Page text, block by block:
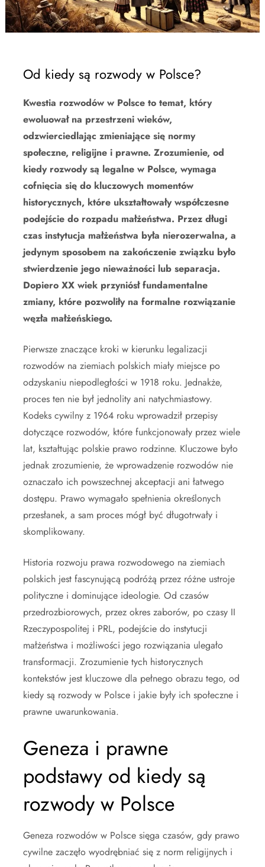
Od kiedy są rozwody w Polsce?
Kwestia rozwodów w Polsce to temat, który
ewoluował na przestrzeni wieków,
odzwierciedlając zmieniające się normy
społeczne, religijne i prawne. Zrozumienie, od
kiedy rozwody są legalne w Polsce, wymaga
cofnięcia się do kluczowych momentów
historycznych, które ukształtowały współczesne
podejście do rozpadu małżeństwa. Przez długi
czas instytucja małżeństwa była nierozerwalna, a
jedynym sposobem na zakończenie związku było
stwierdzenie jego nieważności lub separacja.
Dopiero XX wiek przyniósł fundamentalne
zmiany, które pozwoliły na formalne rozwiązanie
węzła małżeńskiego.
Pierwsze znaczące kroki w kierunku legalizacji
rozwodów na ziemiach polskich miały miejsce po
odzyskaniu niepodległości w 1918 roku. Jednakże,
proces ten nie był jednolity ani natychmiastowy.
Kodeks cywilny z 1964 roku wprowadził przepisy
dotyczące rozwodów, które funkcjonowały przez wiele
lat, kształtując polskie prawo rodzinne. Kluczowe było
jednak zrozumienie, że wprowadzenie rozwodów nie
oznaczało ich powszechnej akceptacji ani łatwego
dostępu. Prawo wymagało spełnienia określonych
przesłanek, a sam proces mógł być długotrwały i
skomplikowany.
Historia rozwoju prawa rozwodowego na ziemiach
polskich jest fascynującą podróżą przez różne ustroje
polityczne i dominujące ideologie. Od czasów
przedrozbiorowych, przez okres zaborów, po czasy II
Rzeczypospolitej i PRL, podejście do instytucji
małżeństwa i możliwości jego rozwiązania ulegało
transformacji. Zrozumienie tych historycznych
kontekstów jest kluczowe dla pełnego obrazu tego, od
kiedy są rozwody w Polsce i jakie były ich społeczne i
prawne uwarunkowania.
Geneza i prawne
podstawy od kiedy są
rozwody w Polsce
Geneza rozwodów w Polsce sięga czasów, gdy prawo
cywilne zaczęło wyodrębniać się z norm religijnych i